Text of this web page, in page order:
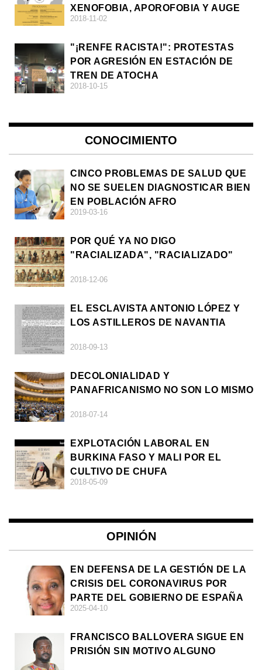
XENOFOBIA, APOROFOBIA Y AUGE
DE LA ULTRADERECHA EN EUROPA
2018-11-02
"¡RENFE RACISTA!": PROTESTAS
POR AGRESIÓN EN ESTACIÓN DE
TREN DE ATOCHA
2018-10-15
CONOCIMIENTO
CINCO PROBLEMAS DE SALUD QUE
NO SE SUELEN DIAGNOSTICAR BIEN
EN POBLACIÓN AFRO
2019-03-16
POR QUÉ YA NO DIGO
"RACIALIZADA", "RACIALIZADO"
2018-12-06
EL ESCLAVISTA ANTONIO LÓPEZ Y
LOS ASTILLEROS DE NAVANTIA
2018-09-13
DECOLONIALIDAD Y
PANAFRICANISMO NO SON LO MISMO
2018-07-14
EXPLOTACIÓN LABORAL EN
BURKINA FASO Y MALI POR EL
CULTIVO DE CHUFA
2018-05-09
OPINIÓN
EN DEFENSA DE LA GESTIÓN DE LA
CRISIS DEL CORONAVIRUS POR
PARTE DEL GOBIERNO DE ESPAÑA
2025-04-10
FRANCISCO BALLOVERA SIGUE EN
PRISIÓN SIN MOTIVO ALGUNO